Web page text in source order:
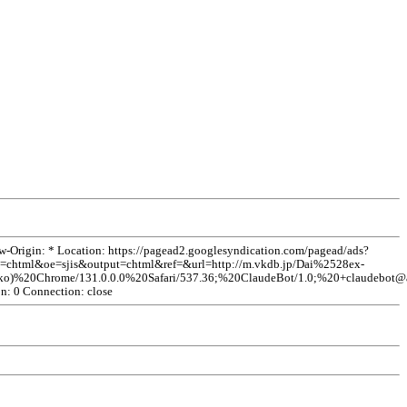
Origin: * Location: https://pagead2.googlesyndication.com/pagead/ads?
m.vkdb.jp/Dai%2528ex-
131.0.0.0%20Safari/537.36;%20ClaudeBot/1.0;%
0 Connection: close